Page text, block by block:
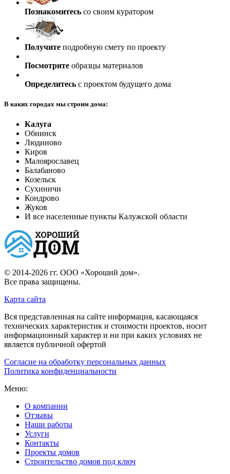
Познакомитесь со своим куратором
Получите подробную смету по проекту
Посмотрите образцы материалов
Определитесь с проектом будущего дома
В каких городах мы строим дома:
Калуга
Обнинск
Людиново
Киров
Малоярославец
Балабаново
Козельск
Сухиничи
Кондрово
Жуков
И все населенные пункты Калужской области
© 2014-2026 гг. ООО «Хороший дом».
Все права защищены.
Карта сайта
Вся представленная на сайте информация, касающаяся
технических характеристик и стоимости проектов, носит
информационный характер и ни при каких условиях не
является публичной офертой
Согласие на обработку персональных данных
Политика конфиденциальности
Меню:
О компании
Отзывы
Наши работы
Услуги
Контакты
Проекты домов
Строительство домов под ключ